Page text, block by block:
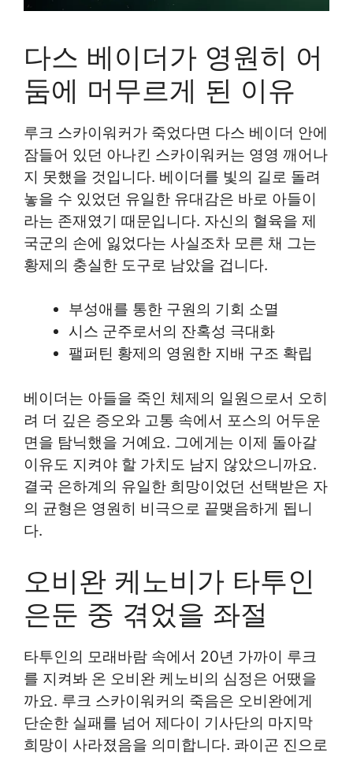
다스 베이더가 영원히 어
둠에 머무르게 된 이유
루크 스카이워커가 죽었다면 다스 베이더 안에
잠들어 있던 아나킨 스카이워커는 영영 깨어나
지 못했을 것입니다. 베이더를 빛의 길로 돌려
놓을 수 있었던 유일한 유대감은 바로 아들이
라는 존재였기 때문입니다. 자신의 혈육을 제
국군의 손에 잃었다는 사실조차 모른 채 그는
황제의 충실한 도구로 남았을 겁니다.
부성애를 통한 구원의 기회 소멸
시스 군주로서의 잔혹성 극대화
팰퍼틴 황제의 영원한 지배 구조 확립
베이더는 아들을 죽인 체제의 일원으로서 오히
려 더 깊은 증오와 고통 속에서 포스의 어두운
면을 탐닉했을 거예요. 그에게는 이제 돌아갈
이유도 지켜야 할 가치도 남지 않았으니까요.
결국 은하계의 유일한 희망이었던 선택받은 자
의 균형은 영원히 비극으로 끝맺음하게 됩니
다.
오비완 케노비가 타투인
은둔 중 겪었을 좌절
타투인의 모래바람 속에서 20년 가까이 루크
를 지켜봐 온 오비완 케노비의 심정은 어땠을
까요. 루크 스카이워커의 죽음은 오비완에게
단순한 실패를 넘어 제다이 기사단의 마지막
희망이 사라졌음을 의미합니다. 콰이곤 진으로